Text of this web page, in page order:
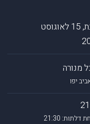
שבת, 15 לאוגוסט
מנורה
יפו
דלתות: 21:30